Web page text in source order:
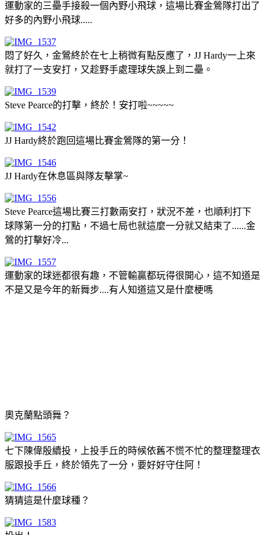
運動家的三壘手接殺一個內野小飛球，這場比賽金鶯隊打出了
好多的內野小飛球.....
悶了好久，金鶯終於在七上稍微有點反應了，JJ Hardy一上來
就打了一支安打，又趁野手處理球失誤上到二壘。
Steve Pearce的打擊，終於！安打啦~~~~~
JJ Hardy終於跑回這場比賽金鶯隊的第一分！
JJ Hardy在休息區與隊友擊掌~
Steve Pearce這場比賽三打數兩安打，狀況不差，也順利打下
球隊第一分的打點，不過七局也就這麼一分就又結束了......金
鶯的打擊好冷...
運動家的球迷都很有趣，不管輸贏都玩得很開心，這不知道是
不是又是今年的新舞步....有人知道這又是什麼梗嗎
奧克蘭點頭舞？
七下陳偉殷續投，上投手丘的時候依舊不慌不忙的整理整理衣
服跟投手丘，終於領先了一分，要好好守住阿！
猜猜這是什麼球種？